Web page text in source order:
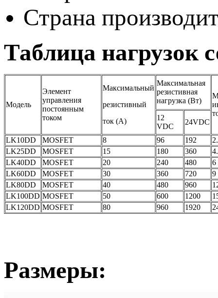
Страна
Таблица нагрузок
Модель
Элемент
управления
постоянным
током
Максимальный
резистивный
ток (А)
Максимальная
резистивная
нагрузка (Вт)
12
VDC
24VDC
LK10DD MOSFET 8 96 192
LK25DD
MOSFET 15 180 360
LK40DD
MOSFET 20 240 480
6
LK60DD
MOSFET 30 360 720
9
LK80DD
MOSFET 40 480 960
LK100DD MOSFET 50 600 1200
LK120DD MOSFET 80 960 1920
Размеры: